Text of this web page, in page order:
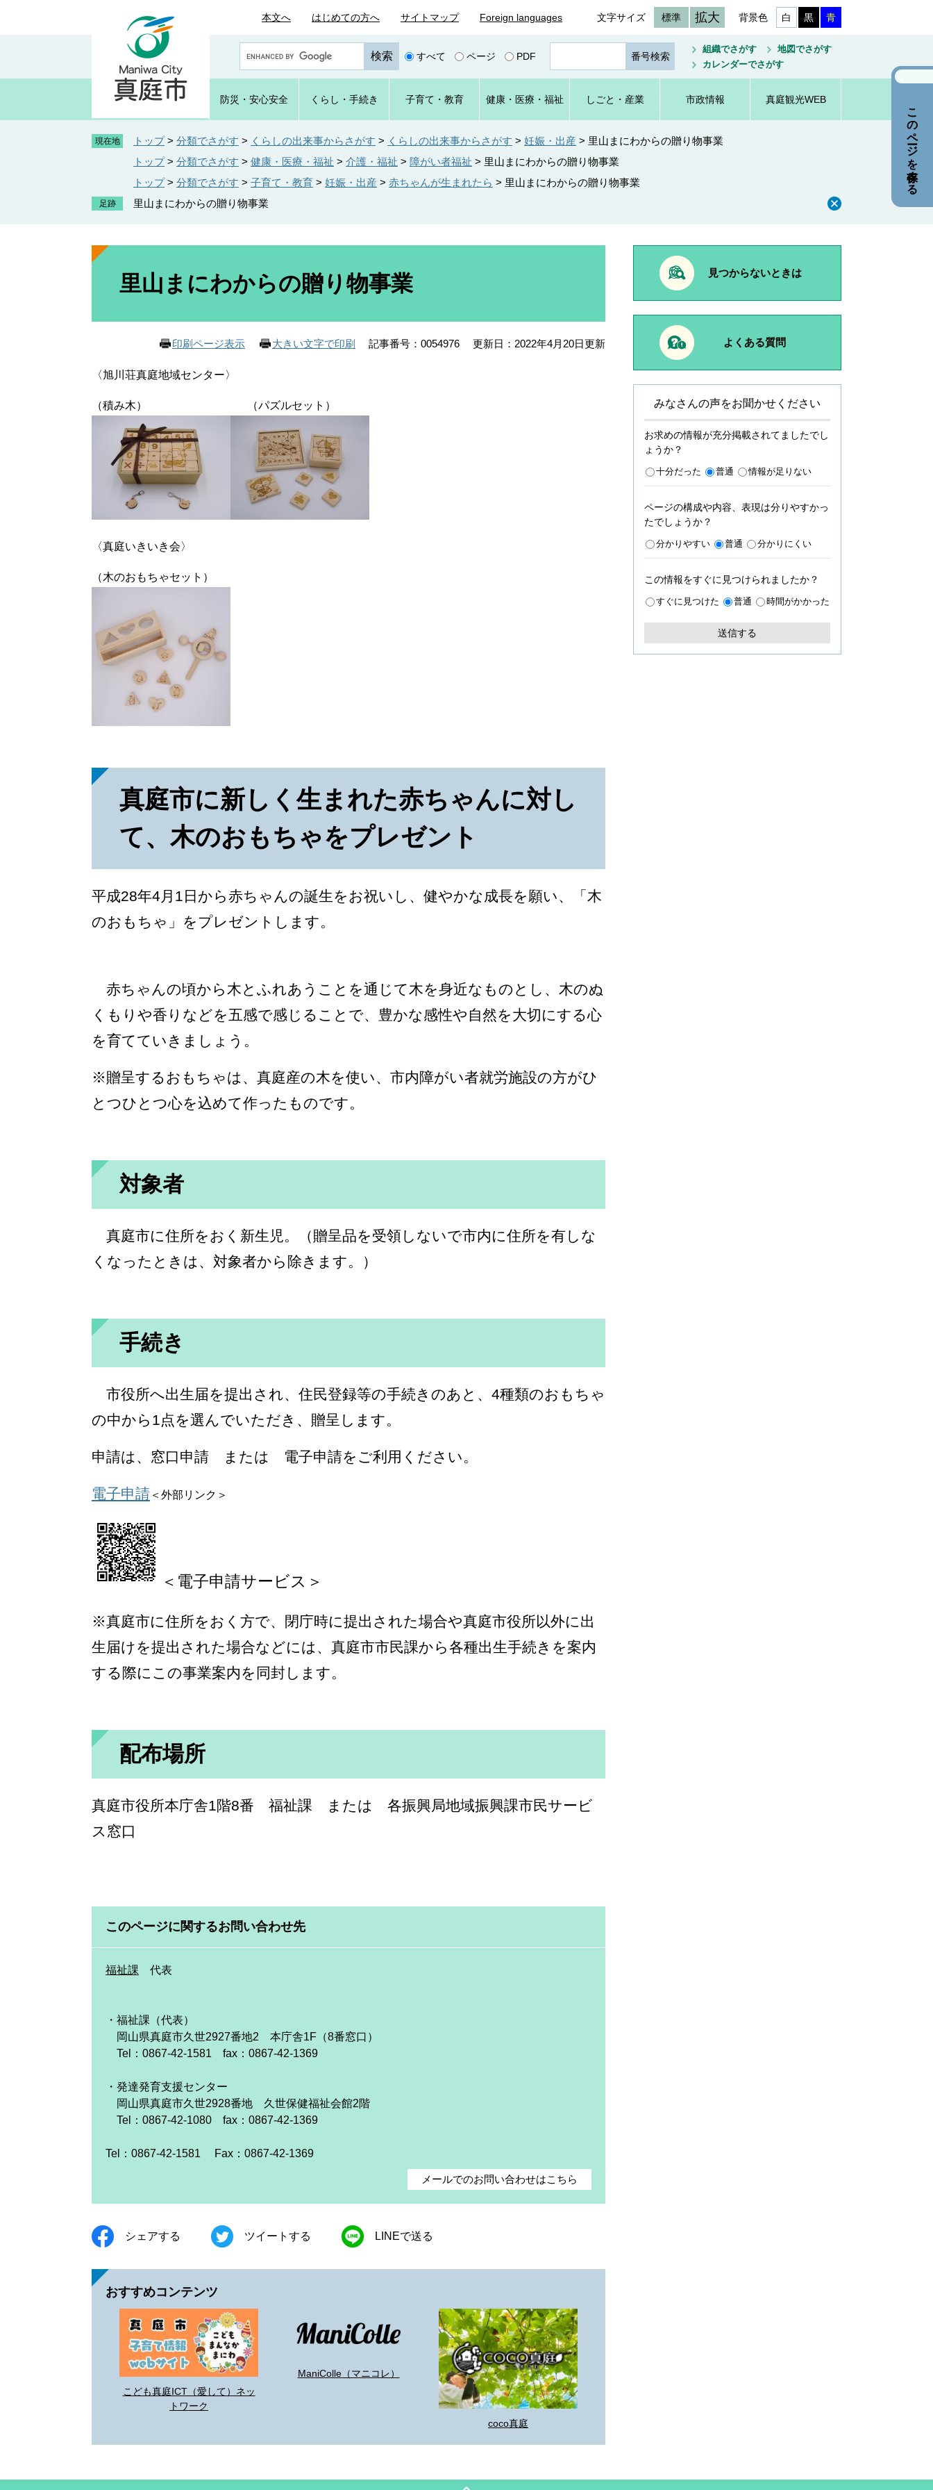
本文へ はじめての方へ サイトマップ Foreign languages 文字サイズ 標準 拡大 背景色 白 黒 青
o
e
カ
タ
ム
索
すべて ページ PDF
ジ
番
号
を
入
組織でさがす
地図でさがす
カレンダーでさがす
防災・ 安心安全 くらし ・手続き 子育て ・教育 健康・ 医療・ 福祉 しごと ・産業 市政情報 真庭観光WEB
現在地 トップ > 分類でさがす > くらしの出来事からさがす > くらしの出来事からさがす > 妊娠・出産 > 里山まにわからの贈り物事業
トップ > 分類でさがす > 健康・医療・福祉 > 介護・福祉 > 障がい者福祉 > 里山まにわからの贈り物事業
トップ > 分類でさがす > 子育て・教育 > 妊娠・出産 > 赤ちゃんが生まれたら > 里山まにわからの贈り物事業
里山まにわからの贈り物事業
本
里山まにわからの贈り物事業
印刷ページ表示 大きい文字で印刷 記事番号：0054976 更新日：2022年4月20日更新
〈旭川荘真庭地域センター〉
（積み木） （パズルセット）
〈真庭いきいき会〉
（木のおもちゃセット）
真庭市に新しく生まれた赤ちゃんに対し
て、木のおもちゃをプレゼント
平成28年4月1日から赤ちゃんの誕生をお祝いし、健やかな成長を願い、「木
のおもちゃ」をプレゼントします。
赤ちゃんの頃から木とふれあうことを通じて木を身近なものとし、木のぬ
くもりや香りなどを五感で感じることで、豊かな感性や自然を大切にする心
を育てていきましょう。
※贈呈するおもちゃは、真庭産の木を使い、市内障がい者就労施設の方がひ
とつひとつ心を込めて作ったものです。
対象者
真庭市に住所をおく新生児。（贈呈品を受領しないで市内に住所を有しな
くなったときは、対象者から除きます。）
手続き
市役所へ出生届を提出され、住民登録等の手続きのあと、4種類のおもちゃ
の中から1点を選んでいただき、贈呈します。
申請は、窓口申請 または 電子申請をご利用ください。
電子申請 ＜外部リンク＞
＜電子申請サービス＞
※真庭市に住所をおく方で、閉庁時に提出された場合や真庭市役所以外に出
生届けを提出された場合などには、真庭市市民課から各種出生手続きを案内
する際にこの事業案内を同封します。
配布場所
真庭市役所本庁舎1階8番 福祉課 または 各振興局地域振興課市民サービ
ス窓口
このページに関するお問い合わせ先
福祉課 代表
・福祉課（代表）
岡山県真庭市久世2927番地2 本庁舎1F（8番窓口）
Tel：0867-42-1581 fax：0867-42-1369
・発達発育支援センター
岡山県真庭市久世2928番地 久世保健福祉会館2階
Tel：0867-42-1080 fax：0867-42-1369
Tel：0867-42-1581 Fax：0867-42-1369
メールでのお問い合わせはこちら
シェアする ツイートする LINEで送る
おすすめコンテンツ
こども真庭ICT（愛して）ネッ
トワーク
ManiColle（マニコレ）
coco真庭
見つからないときは
よくある質問
みなさんの声をお聞かせください
お求めの情報が充分掲載されてましたでし
ょうか？
十分だった 普通 情報が足りない
ページの構成や内容、表現は分りやすかっ
たでしょうか？
分かりやすい 普通 分かりにくい
この情報をすぐに見つけられましたか？
すぐに見つけた 普通 時間がかかった
このページを保存する